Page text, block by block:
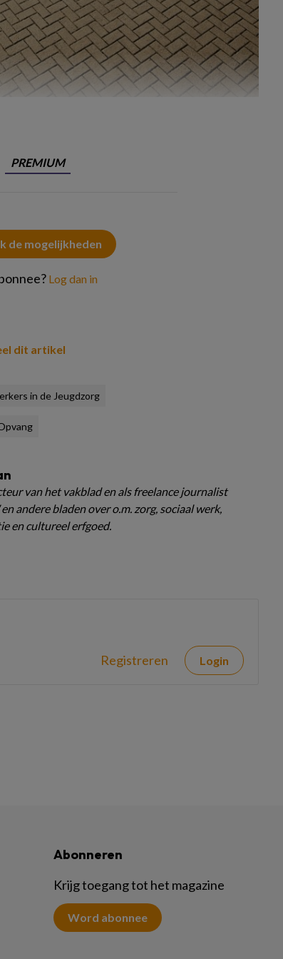
PREMIUM
de mogelijkheden
Log dan in
dit artikel
in de Jeugdzorg
van het vakblad en als freelance journalist
andere bladen over o.m. zorg, sociaal werk,
en cultureel erfgoed.
Registreren Login
Abonneren
Krijg toegang tot het magazine
Word abonnee